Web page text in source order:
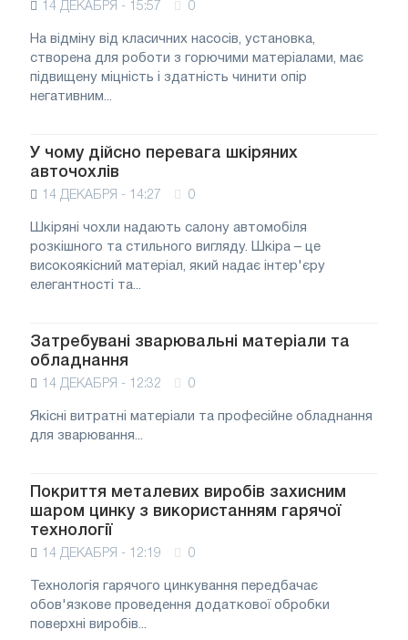
14 ДЕКАБРЯ - 15:57 0
На відміну від класичних насосів, установка,
створена для роботи з горючими матеріалами, має
підвищену міцність і здатність чинити опір
негативним...
У чому дійсно перевага шкіряних
авточохлів
14 ДЕКАБРЯ - 14:27 0
Шкіряні чохли надають салону автомобіля
розкішного та стильного вигляду. Шкіра – це
високоякісний матеріал, який надає інтер'єру
елегантності та...
Затребувані зварювальні матеріали та
обладнання
14 ДЕКАБРЯ - 12:32 0
Якісні витратні матеріали та професійне обладнання
для зварювання...
Покриття металевих виробів захисним
шаром цинку з використанням гарячої
технології
14 ДЕКАБРЯ - 12:19 0
Технологія гарячого цинкування передбачає
обов'язкове проведення додаткової обробки
поверхні виробів...